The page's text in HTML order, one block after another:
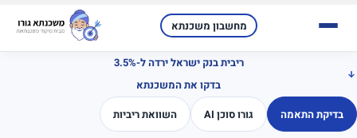
מחשבון משכנתא
ריבית בנק ישראל ירדה ל-3.5%
בדקו את המשכנתא
בדיקת התאמה
גורו סוכן AI השוואת ריביות